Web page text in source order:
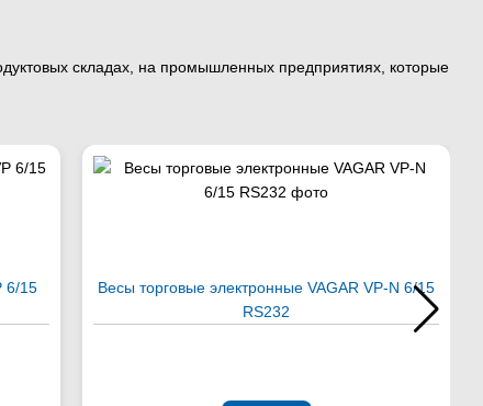
складах, на промышленных предприятиях, которые
6/15
Весы торговые электронные VAGAR VP-N 6/15
RS232